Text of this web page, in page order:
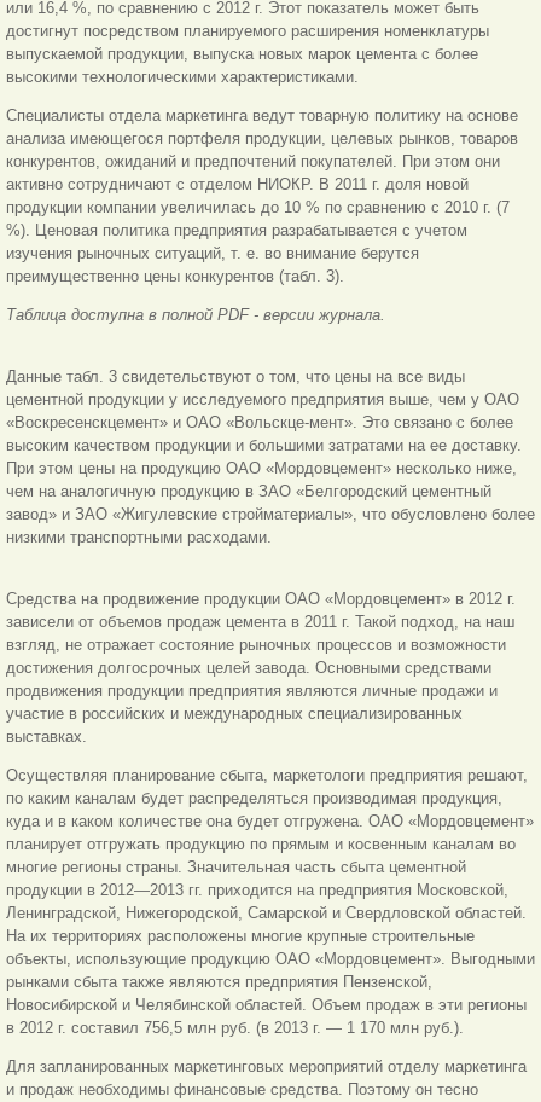
или 16,4 %, по сравнению с 2012 г. Этот показатель может быть
достигнут посредством планируемого расширения номенклатуры
выпускаемой продукции, выпуска новых марок цемента с более
высокими технологическими характеристиками.
Специалисты отдела маркетинга ведут товарную политику на основе
анализа имеющегося портфеля продукции, целевых рынков, товаров
конкурентов, ожиданий и предпочтений покупателей. При этом они
активно сотрудничают с отделом НИОКР. В 2011 г. доля новой
продукции компании увеличилась до 10 % по сравнению с 2010 г. (7
%). Ценовая политика предприятия разрабатывается с учетом
изучения рыночных ситуаций, т. е. во внимание берутся
преимущественно цены конкурентов (табл. 3).
Таблица доступна в полной PDF - версии журнала.
Данные табл. 3 свидетельствуют о том, что цены на все виды
цементной продукции у исследуемого предприятия выше, чем у ОАО
«Воскресенскцемент» и ОАО «Вольскце-мент». Это связано с более
высоким качеством продукции и большими затратами на ее доставку.
При этом цены на продукцию ОАО «Мордовцемент» несколько ниже,
чем на аналогичную продукцию в ЗАО «Белгородский цементный
завод» и ЗАО «Жигулевские стройматериалы», что обусловлено более
низкими транспортными расходами.
Средства на продвижение продукции ОАО «Мордовцемент» в 2012 г.
зависели от объемов продаж цемента в 2011 г. Такой подход, на наш
взгляд, не отражает состояние рыночных процессов и возможности
достижения долгосрочных целей завода. Основными средствами
продвижения продукции предприятия являются личные продажи и
участие в российских и международных специализированных
выставках.
Осуществляя планирование сбыта, маркетологи предприятия решают,
по каким каналам будет распределяться производимая продукция,
куда и в каком количестве она будет отгружена. ОАО «Мордовцемент»
планирует отгружать продукцию по прямым и косвенным каналам во
многие регионы страны. Значительная часть сбыта цементной
продукции в 2012—2013 гг. приходится на предприятия Московской,
Ленинградской, Нижегородской, Самарской и Свердловской областей.
На их территориях расположены многие крупные строительные
объекты, использующие продукцию ОАО «Мордовцемент». Выгодными
рынками сбыта также являются предприятия Пензенской,
Новосибирской и Челябинской областей. Объем продаж в эти регионы
в 2012 г. составил 756,5 млн руб. (в 2013 г. — 1 170 млн руб.).
Для запланированных маркетинговых мероприятий отделу маркетинга
и продаж необходимы финансовые средства. Поэтому он тесно